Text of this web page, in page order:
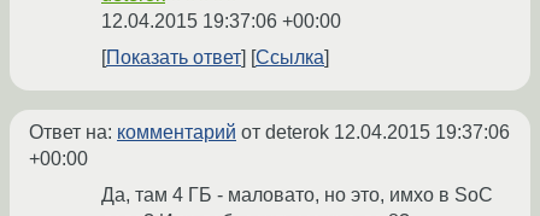
12.04.2015 19:37:06 +00:00
Показать ответ
Ссылка
Ответ на: комментарий от deterok 12.04.2015 19:37:06
+00:00
Да, там 4 ГБ - маловато, но это, имхо в SoC